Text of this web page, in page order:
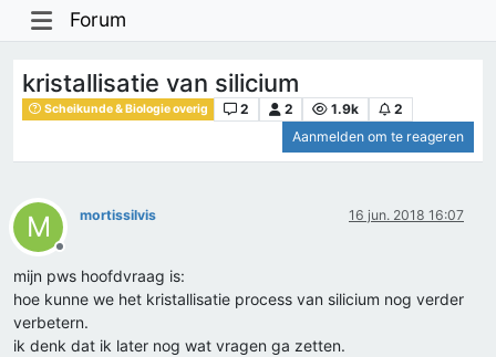
Forum
kristallisatie van silicium
Scheikunde & Biologie overig 2 2 1.9k
2
Aanmelden om te reageren
M
Offline
mortissilvis 16 jun. 2018 16:07
mijn pws hoofdvraag is:
hoe kunne we het kristallisatie process van silicium nog verder
verbetern.
ik denk dat ik later nog wat vragen ga zetten.